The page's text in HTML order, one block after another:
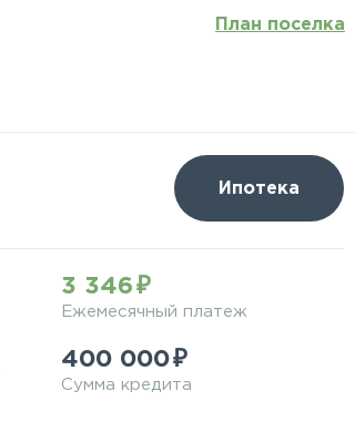
План поселка
Ипотека
3 346
Ежемесячный платеж
400 000
Сумма кредита